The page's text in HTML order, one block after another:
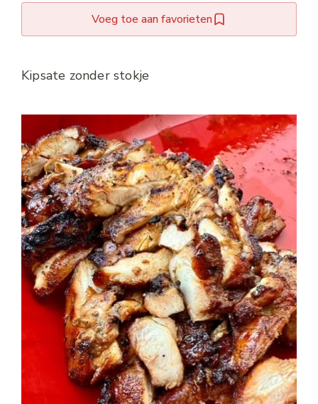
Voeg toe aan favorieten
Kipsate zonder stokje